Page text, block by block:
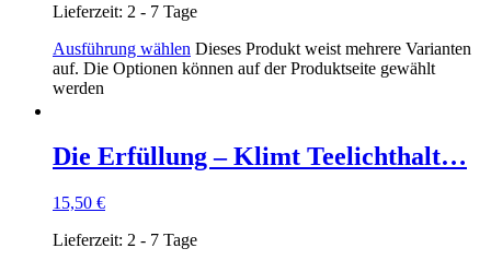
Lieferzeit: 2 - 7 Tage
Ausführung wählen Dieses Produkt weist mehrere Varianten
auf. Die Optionen können auf der Produktseite gewählt
werden
Die Erfüllung – Klimt Teelichthalt…
15,50 €
Lieferzeit: 2 - 7 Tage